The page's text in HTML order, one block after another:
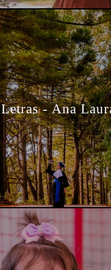
Letras - Ana